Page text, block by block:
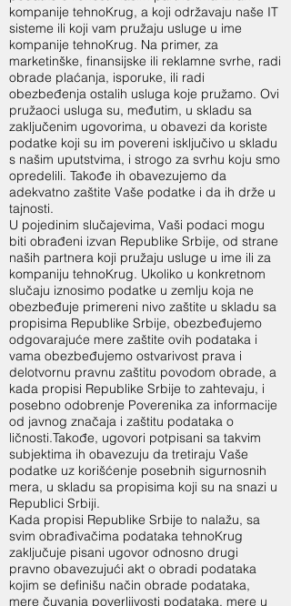
kompanije tehnoKrug, a koji održavaju naše IT
sisteme ili koji vam pružaju usluge u ime
kompanije tehnoKrug. Na primer, za
marketinške, finansijske ili reklamne svrhe, radi
obrade plaćanja, isporuke, ili radi
obezbeđenja ostalih usluga koje pružamo. Ovi
pružaoci usluga su, međutim, u skladu sa
zaključenim ugovorima, u obavezi da koriste
podatke koji su im povereni isključivo u skladu
s našim uputstvima, i strogo za svrhu koju smo
opredelili. Takođe ih obavezujemo da
adekvatno zaštite Vaše podatke i da ih drže u
tajnosti.
U pojedinim slučajevima, Vaši podaci mogu
biti obrađeni izvan Republike Srbije, od strane
naših partnera koji pružaju usluge u ime ili za
kompaniju tehnoKrug. Ukoliko u konkretnom
slučaju iznosimo podatke u zemlju koja ne
obezbeđuje primereni nivo zaštite u skladu sa
propisima Republike Srbije, obezbeđujemo
odgovarajuće mere zaštite ovih podataka i
vama obezbeđujemo ostvarivost prava i
delotvornu pravnu zaštitu povodom obrade, a
kada propisi Republike Srbije to zahtevaju, i
posebno odobrenje Poverenika za informacije
od javnog značaja i zaštitu podataka o
ličnosti.Takođe, ugovori potpisani sa takvim
subjektima ih obavezuju da tretiraju Vaše
podatke uz korišćenje posebnih sigurnosnih
mera, u skladu sa propisima koji su na snazi u
Republici Srbiji.
Kada propisi Republike Srbije to nalažu, sa
svim obrađivačima podataka tehnoKrug
zaključuje pisani ugovor odnosno drugi
pravno obavezujući akt o obradi podataka
kojim se definišu način obrade podataka,
mere čuvanja poverljivosti podataka, mere u